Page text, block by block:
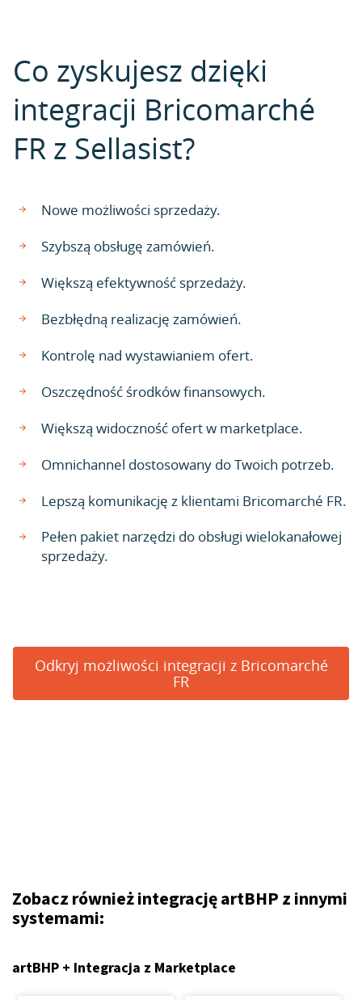
Co zyskujesz dzięki
integracji Bricomarché
FR z Sellasist?
Nowe możliwości sprzedaży.
Szybszą obsługę zamówień.
Większą efektywność sprzedaży.
Bezbłędną realizację zamówień.
Kontrolę nad wystawianiem ofert.
Oszczędność środków finansowych.
Większą widoczność ofert w marketplace.
Omnichannel dostosowany do Twoich potrzeb.
Lepszą komunikację z klientami Bricomarché FR.
Pełen pakiet narzędzi do obsługi wielokanałowej
sprzedaży.
Odkryj możliwości integracji z Bricomarché
FR
Zobacz również integrację artBHP z innymi
systemami:
artBHP + Integracja z Marketplace